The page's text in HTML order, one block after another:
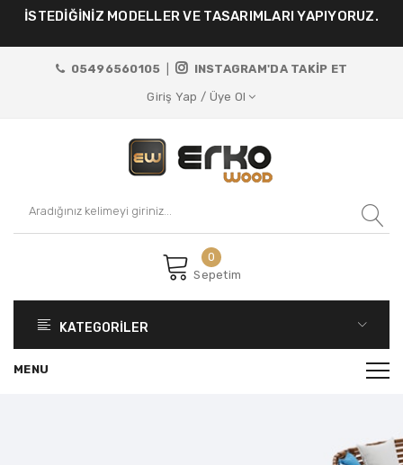
İSTEDİĞİNİZ MODELLER VE TASARIMLARI YAPIYORUZ.
05496560105 INSTAGRAM'DA TAKİP ET
Giriş Yap / Üye Ol
Sepetim
0
KATEGORİLER